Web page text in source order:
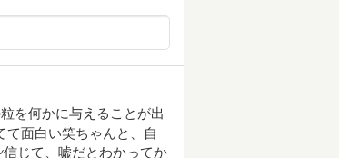
を何かに与えることが出
て面白い笑ちゃんと、自
じて、嘘だとわかってか